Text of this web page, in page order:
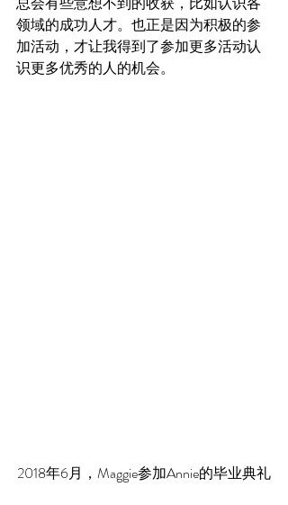
领域的成功人才。也正是因为积极的参
加活动，才让我得到了参加更多活动认
识更多优秀的人的机会。
2018年6月，Maggie参加Annie的毕业典礼